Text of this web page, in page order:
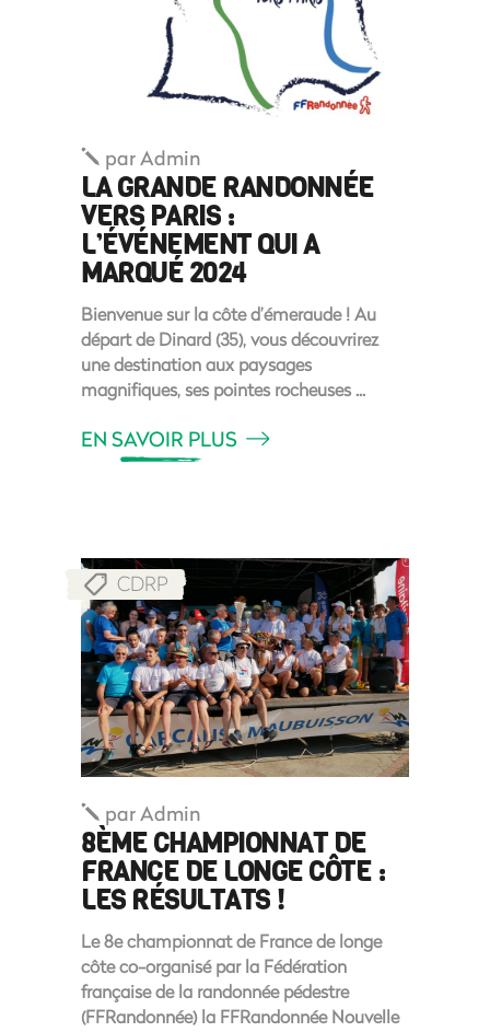
par Admin
LA GRANDE RANDONNÉE
VERS PARIS :
L’ÉVÉNEMENT QUI A
MARQUÉ 2024
Bienvenue sur la côte d’émeraude ! Au
départ de Dinard (35), vous découvrirez
une destination aux paysages
magnifiques, ses pointes rocheuses
EN SAVOIR PLUS
CDRP
par Admin
8ÈME CHAMPIONNAT DE
FRANCE DE LONGE CÔTE :
LES RÉSULTATS !
Le 8e championnat de France de longe
côte co-organisé par la Fédération
française de la randonnée pédestre
(FFRandonnée) la FFRandonnée Nouvelle